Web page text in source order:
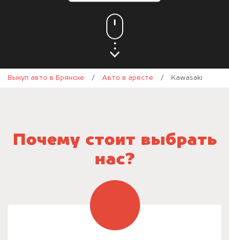
Выкуп авто в Брянске / Авто в аресте / Kawasaki
Почему стоит выбрать
нас?